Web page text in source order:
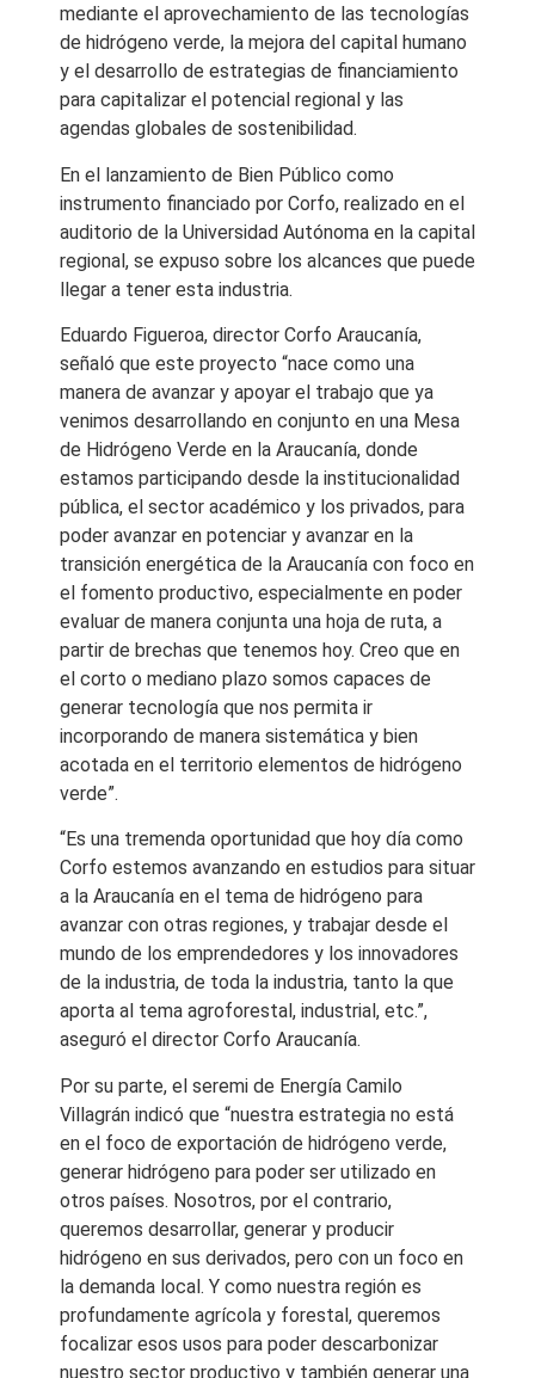
mediante el aprovechamiento de las tecnologías
de hidrógeno verde, la mejora del capital humano
y el desarrollo de estrategias de financiamiento
para capitalizar el potencial regional y las
agendas globales de sostenibilidad.
En el lanzamiento de Bien Público como
instrumento financiado por Corfo, realizado en el
auditorio de la Universidad Autónoma en la capital
regional, se expuso sobre los alcances que puede
llegar a tener esta industria.
Eduardo Figueroa, director Corfo Araucanía,
señaló que este proyecto “nace como una
manera de avanzar y apoyar el trabajo que ya
venimos desarrollando en conjunto en una Mesa
de Hidrógeno Verde en la Araucanía, donde
estamos participando desde la institucionalidad
pública, el sector académico y los privados, para
poder avanzar en potenciar y avanzar en la
transición energética de la Araucanía con foco en
el fomento productivo, especialmente en poder
evaluar de manera conjunta una hoja de ruta, a
partir de brechas que tenemos hoy. Creo que en
el corto o mediano plazo somos capaces de
generar tecnología que nos permita ir
incorporando de manera sistemática y bien
acotada en el territorio elementos de hidrógeno
verde”.
“Es una tremenda oportunidad que hoy día como
Corfo estemos avanzando en estudios para situar
a la Araucanía en el tema de hidrógeno para
avanzar con otras regiones, y trabajar desde el
mundo de los emprendedores y los innovadores
de la industria, de toda la industria, tanto la que
aporta al tema agroforestal, industrial, etc.”,
aseguró el director Corfo Araucanía.
Por su parte, el seremi de Energía Camilo
Villagrán indicó que “nuestra estrategia no está
en el foco de exportación de hidrógeno verde,
generar hidrógeno para poder ser utilizado en
otros países. Nosotros, por el contrario,
queremos desarrollar, generar y producir
hidrógeno en sus derivados, pero con un foco en
la demanda local. Y como nuestra región es
profundamente agrícola y forestal, queremos
focalizar esos usos para poder descarbonizar
nuestro sector productivo y también generar una